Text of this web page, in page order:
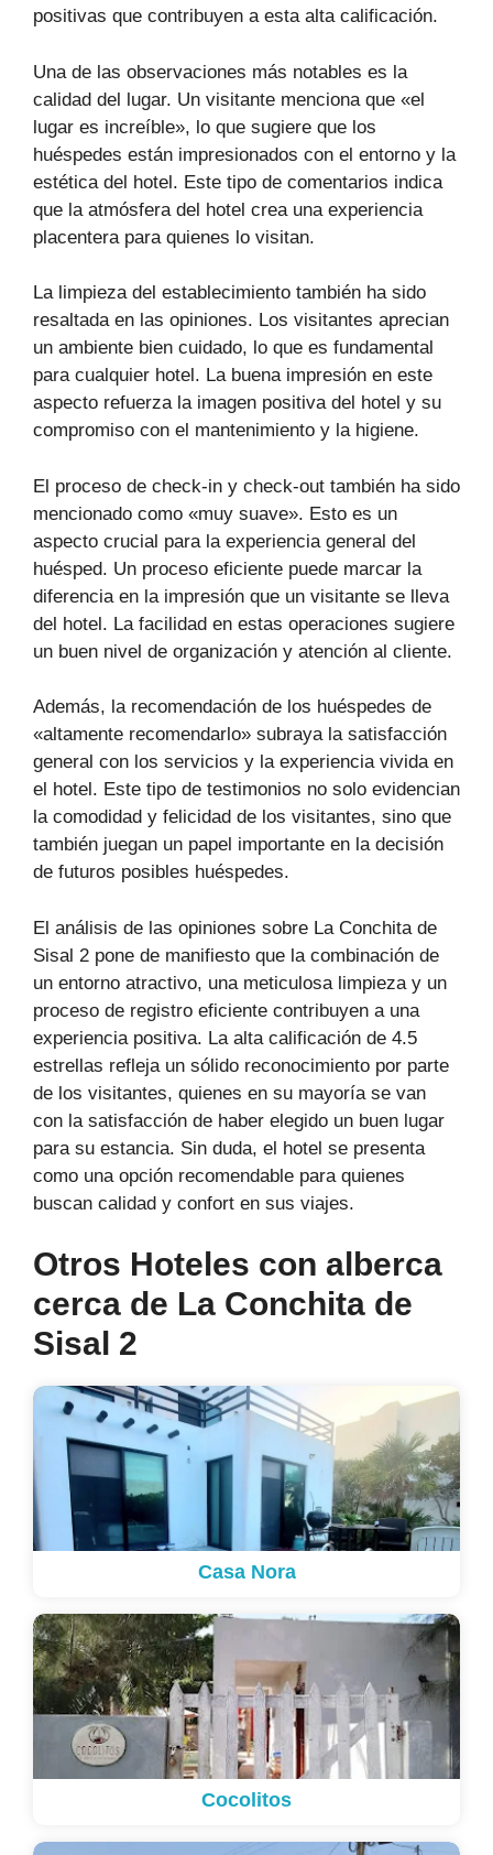
positivas que contribuyen a esta alta calificación.
Una de las observaciones más notables es la
calidad del lugar. Un visitante menciona que «el
lugar es increíble», lo que sugiere que los
huéspedes están impresionados con el entorno y la
estética del hotel. Este tipo de comentarios indica
que la atmósfera del hotel crea una experiencia
placentera para quienes lo visitan.
La limpieza del establecimiento también ha sido
resaltada en las opiniones. Los visitantes aprecian
un ambiente bien cuidado, lo que es fundamental
para cualquier hotel. La buena impresión en este
aspecto refuerza la imagen positiva del hotel y su
compromiso con el mantenimiento y la higiene.
El proceso de check-in y check-out también ha sido
mencionado como «muy suave». Esto es un
aspecto crucial para la experiencia general del
huésped. Un proceso eficiente puede marcar la
diferencia en la impresión que un visitante se lleva
del hotel. La facilidad en estas operaciones sugiere
un buen nivel de organización y atención al cliente.
Además, la recomendación de los huéspedes de
«altamente recomendarlo» subraya la satisfacción
general con los servicios y la experiencia vivida en
el hotel. Este tipo de testimonios no solo evidencian
la comodidad y felicidad de los visitantes, sino que
también juegan un papel importante en la decisión
de futuros posibles huéspedes.
El análisis de las opiniones sobre La Conchita de
Sisal 2 pone de manifiesto que la combinación de
un entorno atractivo, una meticulosa limpieza y un
proceso de registro eficiente contribuyen a una
experiencia positiva. La alta calificación de 4.5
estrellas refleja un sólido reconocimiento por parte
de los visitantes, quienes en su mayoría se van
con la satisfacción de haber elegido un buen lugar
para su estancia. Sin duda, el hotel se presenta
como una opción recomendable para quienes
buscan calidad y confort en sus viajes.
Otros Hoteles con alberca
cerca de La Conchita de
Sisal 2
Casa Nora
Cocolitos